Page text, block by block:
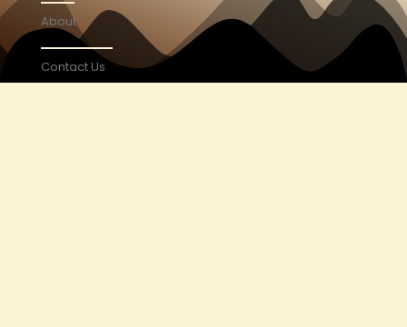
About
Contact Us